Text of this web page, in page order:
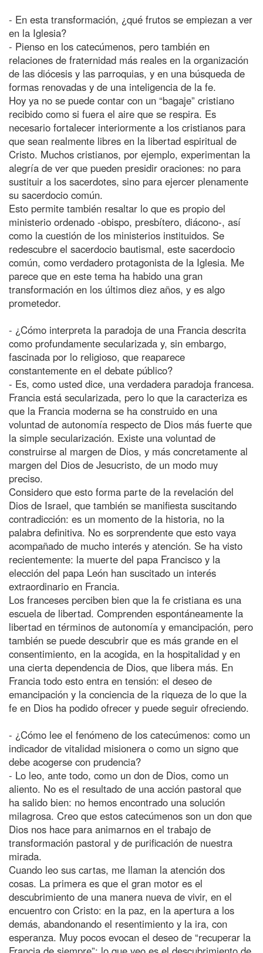
- En esta transformación, ¿qué frutos se empiezan a ver
en la Iglesia?
- Pienso en los catecúmenos, pero también en
relaciones de fraternidad más reales en la organización
de las diócesis y las parroquias, y en una búsqueda de
formas renovadas y de una inteligencia de la fe.
Hoy ya no se puede contar con un “bagaje” cristiano
recibido como si fuera el aire que se respira. Es
necesario fortalecer interiormente a los cristianos para
que sean realmente libres en la libertad espiritual de
Cristo. Muchos cristianos, por ejemplo, experimentan la
alegría de ver que pueden presidir oraciones: no para
sustituir a los sacerdotes, sino para ejercer plenamente
su sacerdocio común.
Esto permite también resaltar lo que es propio del
ministerio ordenado -obispo, presbítero, diácono-, así
como la cuestión de los ministerios instituidos. Se
redescubre el sacerdocio bautismal, este sacerdocio
común, como verdadero protagonista de la Iglesia. Me
parece que en este tema ha habido una gran
transformación en los últimos diez años, y es algo
prometedor.
- ¿Cómo interpreta la paradoja de una Francia descrita
como profundamente secularizada y, sin embargo,
fascinada por lo religioso, que reaparece
constantemente en el debate público?
- Es, como usted dice, una verdadera paradoja francesa.
Francia está secularizada, pero lo que la caracteriza es
que la Francia moderna se ha construido en una
voluntad de autonomía respecto de Dios más fuerte que
la simple secularización. Existe una voluntad de
construirse al margen de Dios, y más concretamente al
margen del Dios de Jesucristo, de un modo muy
preciso.
Considero que esto forma parte de la revelación del
Dios de Israel, que también se manifiesta suscitando
contradicción: es un momento de la historia, no la
palabra definitiva. No es sorprendente que esto vaya
acompañado de mucho interés y atención. Se ha visto
recientemente: la muerte del papa Francisco y la
elección del papa León han suscitado un interés
extraordinario en Francia.
Los franceses perciben bien que la fe cristiana es una
escuela de libertad. Comprenden espontáneamente la
libertad en términos de autonomía y emancipación, pero
también se puede descubrir que es más grande en el
consentimiento, en la acogida, en la hospitalidad y en
una cierta dependencia de Dios, que libera más. En
Francia todo esto entra en tensión: el deseo de
emancipación y la conciencia de la riqueza de lo que la
fe en Dios ha podido ofrecer y puede seguir ofreciendo.
- ¿Cómo lee el fenómeno de los catecúmenos: como un
indicador de vitalidad misionera o como un signo que
debe acogerse con prudencia?
- Lo leo, ante todo, como un don de Dios, como un
aliento. No es el resultado de una acción pastoral que
ha salido bien: no hemos encontrado una solución
milagrosa. Creo que estos catecúmenos son un don que
Dios nos hace para animarnos en el trabajo de
transformación pastoral y de purificación de nuestra
mirada.
Cuando leo sus cartas, me llaman la atención dos
cosas. La primera es que el gran motor es el
descubrimiento de una manera nueva de vivir, en el
encuentro con Cristo: en la paz, en la apertura a los
demás, abandonando el resentimiento y la ira, con
esperanza. Muy pocos evocan el deseo de “recuperar la